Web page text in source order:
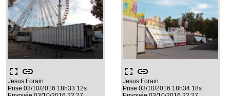
fullscreen link
Jesus Forain
Prise 03/10/2016 18h33 12s
fullscreen link
Jesus Forain
Prise 03/10/2016 18h34 18s